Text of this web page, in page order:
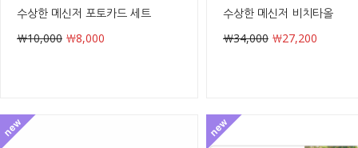
수상한 메신저 포토카드 세트
￦10,000 ￦8,000
수상한 메신저 비치타올
￦34,000 ￦27,200